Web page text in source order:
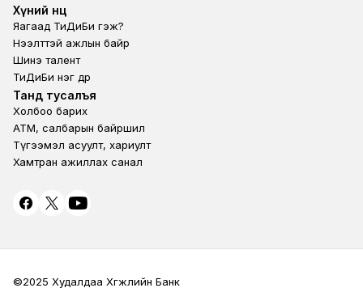
Footer second
Хүний нөөц
Яагаад ТиДиБи гэж?
Нээлттэй ажлын байр
Шинэ талент
ТиДиБи нэг өдөр
Footer fourth
Танд тусалъя
Холбоо барих
ATM, салбарын байршил
Түгээмэл асуулт, хариулт
Хамтран ажиллах санал
©2025 Худалдаа Хөгжлийн Банк